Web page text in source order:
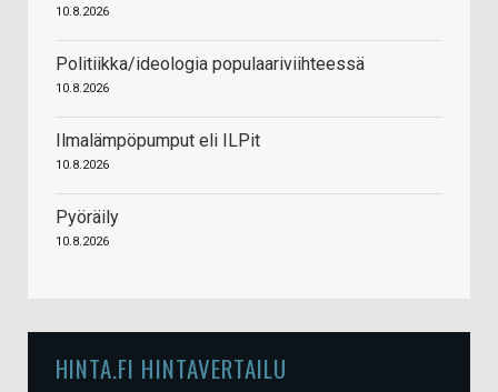
10.8.2026
Politiikka/ideologia populaariviihteessä
10.8.2026
Ilmalämpöpumput eli ILPit
10.8.2026
Pyöräily
10.8.2026
HINTA.FI HINTAVERTAILU